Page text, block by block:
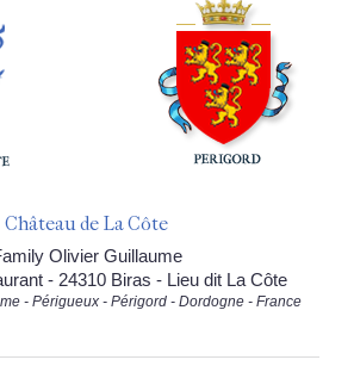
Château de La Côte
Olivier Guillaume
- 24310 Biras - Lieu dit La Côte
- Périgueux - Périgord - Dordogne - France